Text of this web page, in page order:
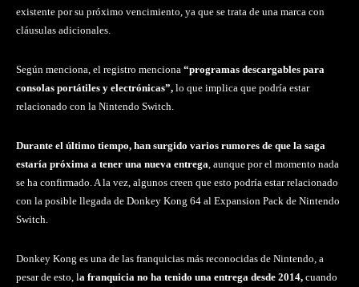
existente por su próximo vencimiento, ya que se trata de una marca con
cláusulas adicionales.
Según menciona, el registro menciona “programas descargables para
consolas portátiles y electrónicas”, lo que implica que podría estar
relacionado con la Nintendo Switch.
Durante el último tiempo, han surgido varios rumores de que la saga
estaría próxima a tener una nueva entrega , aunque por el momento nada
se ha confirmado. A la vez, algunos creen que esto podría estar relacionado
con la posible llegada de Donkey Kong 64 al Expansion Pack de Nintendo
Switch.
Donkey Kong es una de las franquicias más reconocidas de Nintendo, a
pesar de esto, la franquicia no ha tenido una entrega desde 2014, cuando